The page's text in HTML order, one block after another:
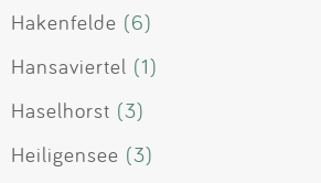
Hakenfelde (6)
Hansaviertel (1)
Haselhorst (3)
Heiligensee (3)